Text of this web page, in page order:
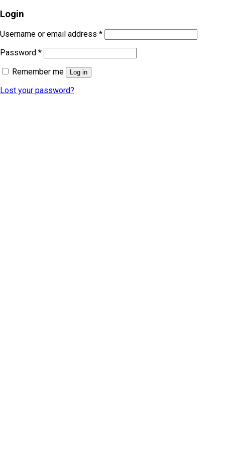
Login
Username or email address *
Password *
Remember me
Log in
Lost your password?